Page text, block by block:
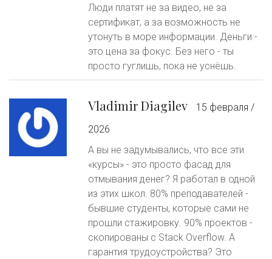
Люди платят не за видео, не за
сертификат, а за возможность не
утонуть в море информации. Деньги -
это цена за фокус. Без него - ты
просто гуглишь, пока не уснёшь.
Vladimir Diagilev
15 февраля /
2026
А вы не задумывались, что все эти
«курсы» - это просто фасад для
отмывания денег? Я работал в одной
из этих школ. 80% преподавателей -
бывшие студенты, которые сами не
прошли стажировку. 90% проектов -
скопированы с Stack Overflow. А
гарантия трудоустройства? Это